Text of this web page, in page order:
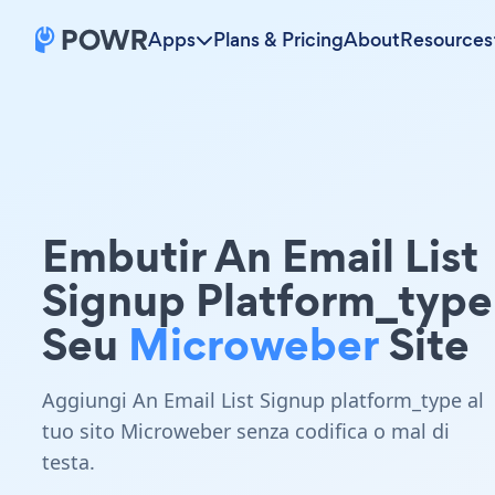
Apps Plans & PricingAboutResources
Embutir An Email List
Signup
Seu MicroweberSite
Aggiungi An Email List Signup platform_type al
tuo sito Microweber senza codifica o mal di
testa.